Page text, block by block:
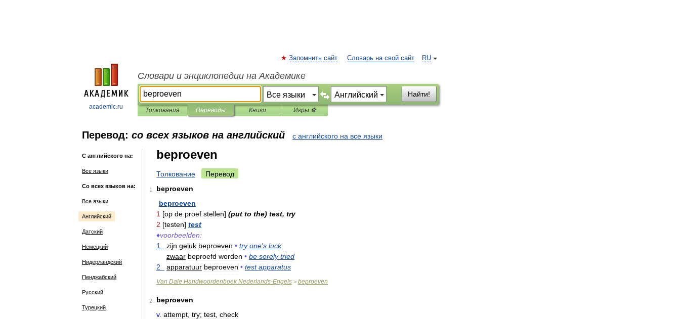
academic.ru
RU
Запомнить сайт Словарь на свой сайт
Словари и энциклопедии на Академике
Найти!
Толкования Переводы Книги Игры ⚽
Перевод: со всех языков на английский с английского на все языки
С английского на:
Все языки
Со всех языков на:
Все языки
Английский
Датский
Немецкий
Нидерландский
Пенджабский
Русский
Турецкий
beproeven
Толкование Перевод
1
beproeven
beproeven
1 [op de proef stellen] (put to the) test, try
2 [testen] test
♦voorbeelden:
1
zijn geluk beproeven • try one's luck
zwaar beproefd worden • be sorely tried
2
apparatuur beproeven • test apparatus
Van Dale Handwoordenboek Nederlands-Engels > beproeven
2
beproeven
v. attempt try; test check